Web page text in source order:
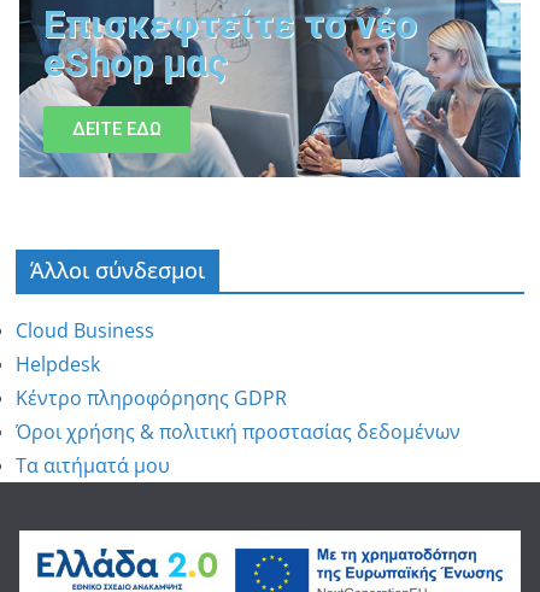
Επισκεφτείτε το νέο
eShop μας
ΔΕΙΤΕ ΕΔΩ
Άλλοι σύνδεσμοι
Cloud Business
Helpdesk
Κέντρο πληροφόρησης GDPR
Όροι χρήσης & πολιτική προστασίας δεδομένων
Τα αιτήματά μου